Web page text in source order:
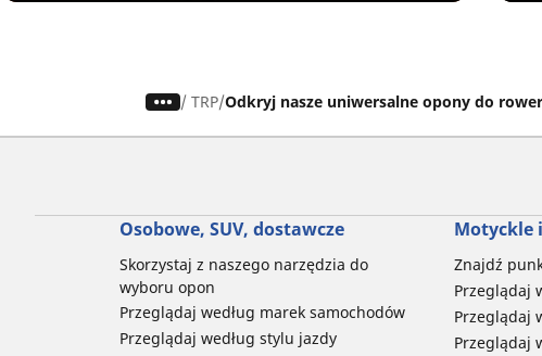
/ TRP Odkryj nasze uniwersalne opony do
Osobowe, SUV, dostawcze
Skorzystaj z naszego narzędzia do
wyboru opon
Przeglądaj według marek samochodów
Przeglądaj według stylu jazdy
Motyckle
Znajdź
Przeglądaj
Przeglądaj
Przeglądaj